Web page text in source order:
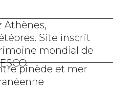
Athènes,
Site inscrit
mondial de
pinède et mer